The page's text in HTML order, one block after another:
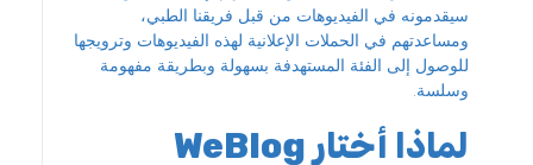
سيقدمونه في الفيديوهات من قبل فريقنا الطبي،
ومساعدتهم في الحملات الإعلانية لهذه الفيديوهات وترويجها
للوصول إلى الفئة المستهدفة بسهولة وبطريقة مفهومة
وسلسة.
لماذا أختار WeBlog